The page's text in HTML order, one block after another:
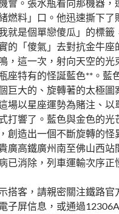
會。張水瓶看向那機器，
燃料」口。他迅速撕下了
就是個單戀傻瓜」的標籤
的「傻氣」去對抗金牛座
，這一次，射向天空的光
座特有的怪誕藍色**。藍
巨大的、旋轉著的太極圖
場以星座運勢為賭注、以
打響了。藍色與金色的光
創造出一個不斷旋轉的
廣高鐵廣州南至佛山西站
已消除，列車運輸次序正
搭客，請親密關注鐵路官
子屏信息，或通過